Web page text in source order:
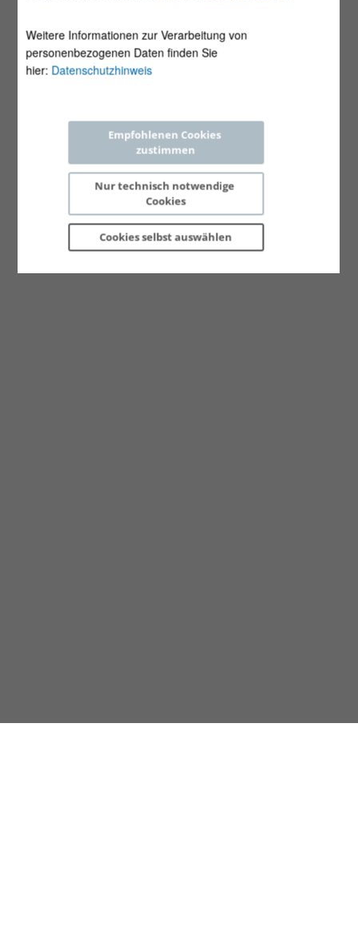
Weitere Informationen zur Verarbeitung von
personenbezogenen Daten finden Sie
hier: Datenschutzhinweis
Empfohlenen Cookies
zustimmen
Nur technisch notwendige
Cookies
Cookies selbst auswählen